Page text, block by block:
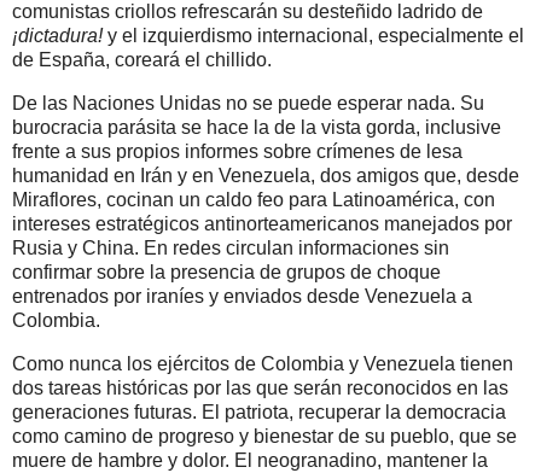
comunistas criollos refrescarán su desteñido ladrido de
¡dictadura!y el izquierdismo internacional, especialmente el
de España, coreará el chillido.
De las Naciones Unidas no se puede esperar nada. Su
burocracia parásita se hace la de la vista gorda, inclusive
frente a sus propios informes sobre crímenes de lesa
humanidad en Irán y en Venezuela, dos amigos que, desde
Miraflores, cocinan un caldo feo para Latinoamérica, con
intereses estratégicos antinorteamericanos manejados por
Rusia y China. En redes circulan informaciones sin
confirmar sobre la presencia de grupos de choque
entrenados por iraníes y enviados desde Venezuela a
Colombia.
Como nunca los ejércitos de Colombia y Venezuela tienen
dos tareas históricas por las que serán reconocidos en las
generaciones futuras. El patriota, recuperar la democracia
como camino de progreso y bienestar de su pueblo, que se
muere de hambre y dolor. El neogranadino, mantener la